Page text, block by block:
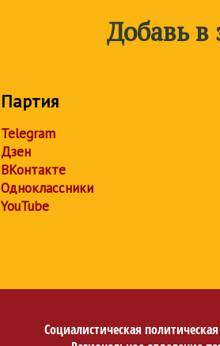
Добавь в
Партия
Telegram
Дзен
ВКонтакте
Одноклассники
YouTube
Социалистическая